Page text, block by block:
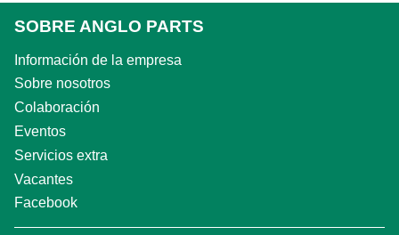
SOBRE ANGLO PARTS
Información de la empresa
Sobre nosotros
Colaboración
Eventos
Servicios extra
Vacantes
Facebook